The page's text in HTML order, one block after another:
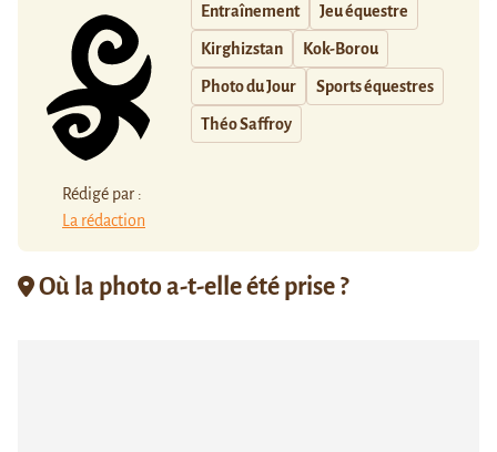
Rédigé par :
La rédaction
Entraînement Jeu équestre
Kirghizstan Kok-Borou
Photo du Jour Sports équestres
Théo Saffroy
Où la photo a-t-elle été prise ?